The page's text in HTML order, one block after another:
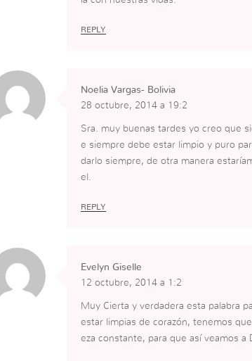
REPLY
Noelia Vargas- Bolivia
28 octubre, 2014 a 19:2
Sra. muy buenas tardes yo creo que
e siempre debe estar limpio y puro
darlo siempre, de otra manera
el.
REPLY
Evelyn Giselle
12 octubre, 2014 a 1:2
Muy Cierta y verdadera esta palabra
estar limpias de corazón, tenemos
eza constante, para que así veamos